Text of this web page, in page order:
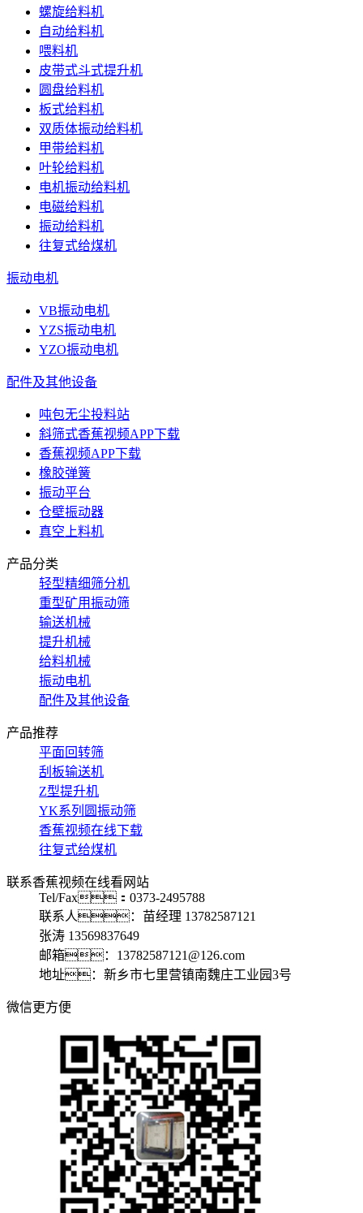
螺旋给料机
自动给料机
喂料机
皮带式斗式提升机
圆盘给料机
板式给料机
双质体振动给料机
甲带给料机
叶轮给料机
电机振动给料机
电磁给料机
振动给料机
往复式给煤机
振动电机
VB振动电机
YZS振动电机
YZO振动电机
配件及其他设备
吨包无尘投料站
斜筛式香蕉视频APP下载
香蕉视频APP下载
橡胶弹簧
振动平台
仓壁振动器
真空上料机
产品分类
轻型精细筛分机
重型矿用振动筛
输送机械
提升机械
给料机械
振动电机
配件及其他设备
产品推荐
平面回转筛
刮板输送机
Z型提升机
YK系列圆振动筛
香蕉视频在线下载
往复式给煤机
联系香蕉视频在线看网站
Tel/Fax：0373-2495788
联系人：苗经理 13782587121
张涛 13569837649
邮箱：13782587121@126.com
地址：新乡市七里营镇南魏庄工业园3号
微信更方便